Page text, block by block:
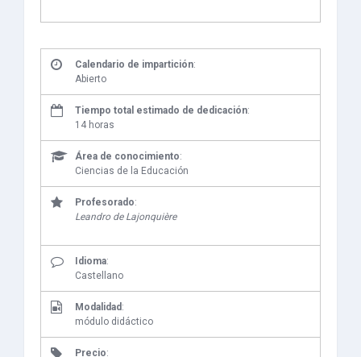
Calendario de impartición:
Abierto
Tiempo total estimado de dedicación:
14 horas
Área de conocimiento:
Ciencias de la Educación
Profesorado:
Leandro de Lajonquière
Idioma:
Castellano
Modalidad :
módulo didáctico
Precio: